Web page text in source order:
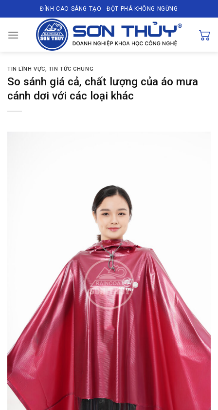
to
content
ĐỈNH CAO SÁNG TẠO - ĐỘT PHÁ KHÔNG NGỪNG
TIN LĨNH VỰC, TIN TỨC CHUNG
So sánh giá cả, chất lượng của áo mưa
cánh dơi với các loại khác